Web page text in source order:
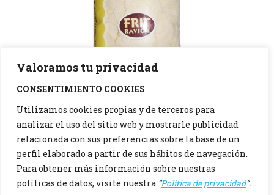
Valoramos tu privacidad
CONSENTIMIENTO COOKIES
Utilizamos cookies propias y de terceros para
analizar el uso del sitio web y mostrarle publicidad
relacionada con sus preferencias sobre la base de un
perfil elaborado a partir de sus hábitos de navegación.
Para obtener más información sobre nuestras
políticas de datos, visite nuestra “Política de privacidad”.